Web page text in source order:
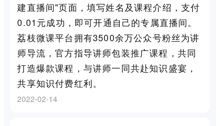
建直播间"页面，填写姓名及课程介绍，支付
0.01元成功，即可开通自己的专属直播间。
荔枝微课平台拥有3500余万公众号粉丝为讲
师导流，官方指导讲师包装推广课程，共同
打造爆款课程，与讲师一同共赴知识盛宴，
共享知识付费红利。
2022-02-14